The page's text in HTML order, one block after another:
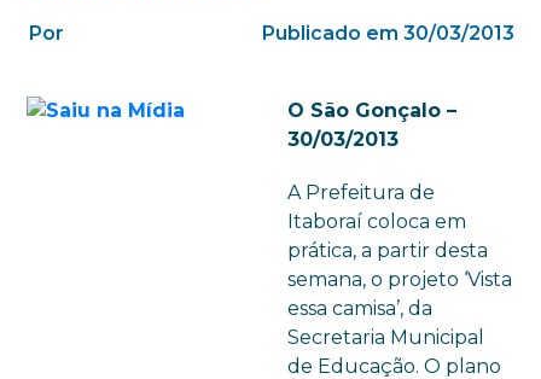
Por Publicado em 30/03/2013
O São Gonçalo –
30/03/2013
A Prefeitura de
Itaboraí coloca em
prática, a partir desta
semana, o projeto ‘Vista
essa camisa’, da
Secretaria Municipal
de Educação. O plano